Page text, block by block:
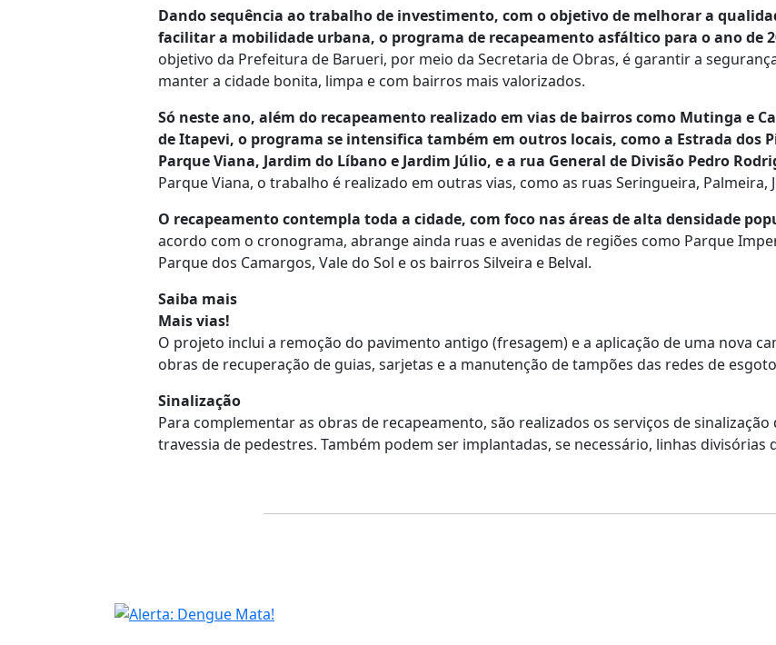
Dando sequência ao trabalho de investimento, com o objetivo de melhorar a
facilitar a mobilidade urbana, o programa de recapeamento asfáltico para o ano de
objetivo da Prefeitura de Barueri, por meio da Secretaria de Obras, é garantir a
manter a cidade bonita, limpa e com bairros mais valorizados.
Só neste ano, além do recapeamento realizado em vias de bairros como Mutinga e
de Itapevi, o programa se intensifica também em outros locais, como a Estrada dos
Parque Viana, Jardim do Líbano e Jardim Júlio, e a rua General de Divisão Pedro
Parque Viana, o trabalho é realizado em outras vias, como as ruas Seringueira, Palmeira,
O recapeamento contempla toda a cidade, com foco nas áreas de alta densidade
acordo com o cronograma, abrange ainda ruas e avenidas de regiões como Parque
Parque dos Camargos, Vale do Sol e os bairros Silveira e Belval.
Saiba mais
Mais vias!
O projeto inclui a remoção do pavimento antigo (fresagem) e a aplicação de uma nova
obras de recuperação de guias, sarjetas e a manutenção de tampões das redes de
Sinalização
Para complementar as obras de recapeamento, são realizados os serviços de
travessia de pedestres. Também podem ser implantadas, se necessário, linhas divisórias